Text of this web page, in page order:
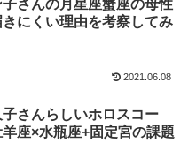
子さんの月星座蟹座の母性
にくい理由を考察してみ
2021.06.08
さんらしいホロスコー
座×水瓶座+固定宮の課題